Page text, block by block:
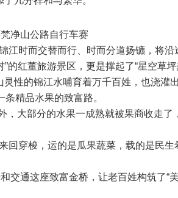
净山公路自行车赛
时而交替而行、时而分道扬镳，将沿
红董旅游景区，更是撑起了“星空草坪
性的锦江水哺育着万千百姓，也浇灌
精品水果的致富路。
大部分的水果一成熟就被果商收走了
穿梭，运的是瓜果蔬菜，载的是民
通这座致富金桥，让老百姓构筑了“